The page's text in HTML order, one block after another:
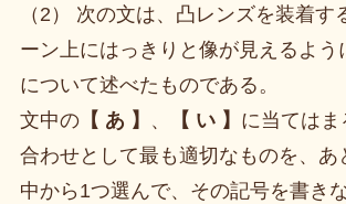
（2） 次の文は、凸レンズを装着す
ーン上にはっきりと像が見えるよう
について述べたものである。
文中の【 あ 】 、 【 い 】 に当ては
合わせとして最も適切なものを、あ
中から1つ選んで、その記号を書きな